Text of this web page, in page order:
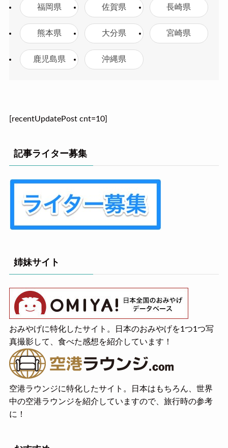
福岡県 佐賀県 長崎県
熊本県 大分県 宮崎県
鹿児島県 沖縄県
[recentUpdatePost cnt=10]
記事ライター募集
姉妹サイト
おみやげに特化したサイト。日本のおみやげを1つ1つ写
真撮影して、食べた感想を紹介しています！
空港ラウンジに特化したサイト。日本はもちろん、世界
中の空港ラウンジを紹介していますので、旅行時の参考
に！